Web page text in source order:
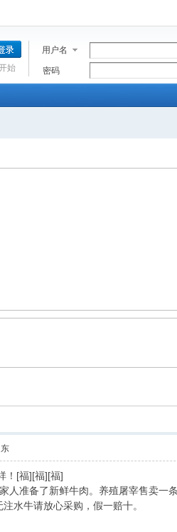
用户名
密码
始
！[福][福][福]
准备了新鲜牛肉。养殖屠宰售卖一
水牛请放心采购，假一赔十。